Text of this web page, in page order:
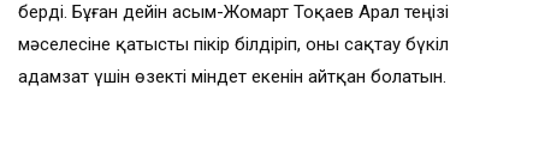
берді. Бұған дейін Қасым-Жомарт Тоқаев Арал теңізі
мәселесіне қатысты пікір білдіріп, оны сақтау бүкіл
адамзат үшін өзекті міндет екенін айтқан болатын.